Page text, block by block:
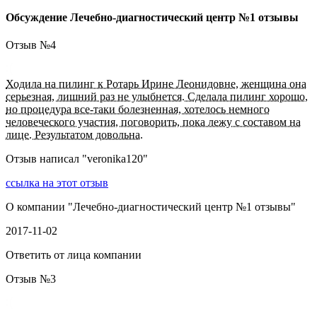
Обсуждение Лечебно-диагностический центр №1 отзывы
Отзыв №4
Ходила на пилинг к Ротарь Ирине Леонидовне, женщина она
серьезная, лишний раз не улыбнется. Сделала пилинг хорошо,
но процедура все-таки болезненная, хотелось немного
человеческого участия, поговорить, пока лежу с составом на
лице. Результатом довольна.
Отзыв написал "veronika120"
ссылка на этот отзыв
О компании "Лечебно-диагностический центр №1 отзывы"
2017-11-02
Ответить от лица компании
Отзыв №3